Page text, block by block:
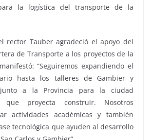
la logística del transporte de la
rector Tauber agradeció el apoyo del
de Transporte a los proyectos de la
“Seguiremos expandiendo el
hasta los talleres de Gambier y
junto a la Provincia para la ciudad
que proyecta construir. Nosotros
actividades académicas y también
tecnológica que ayuden al desarrollo